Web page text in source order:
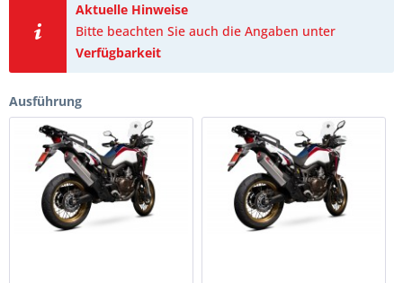
Aktuelle Hinweise
Bitte beachten Sie auch die Angaben unter
Verfügbarkeit
Ausführung